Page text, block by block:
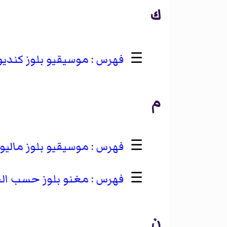
ك
☰ موسيقيو بلوز
م
☰
موسيقيو بلوز
☰
مغنو بلوز حسب
ن